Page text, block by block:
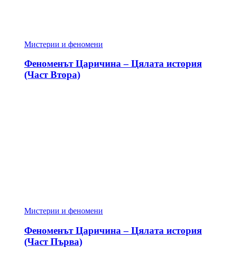
Мистерии и феномени
Феноменът Царичина – Цялата история
(Част Втора)
Мистерии и феномени
Феноменът Царичина – Цялата история
(Част Първа)